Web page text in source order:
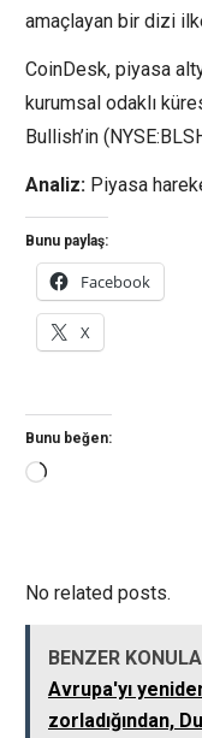
amaçlayan bir dizi
CoinDesk, piyasa
kurumsal odaklı
Bullish’in
Analiz: Piyasa
Bunu paylaş:
Facebook
X
Bunu beğen:
Yükleniyor...
No related posts.
BENZER
Avrupa'yı
zorladığından,